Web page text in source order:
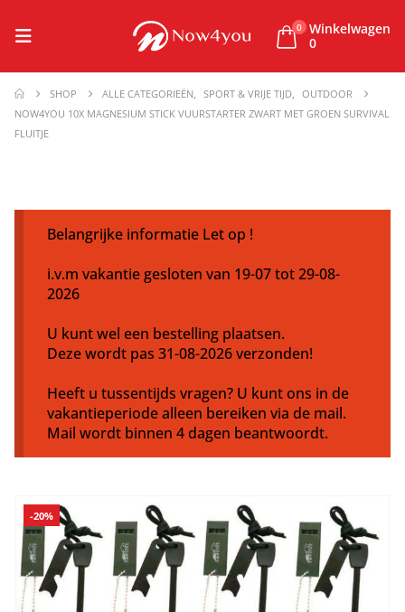
0 Winkelwagen
0
SHOP ALLE CATEGORIEËN, SPORT & VRIJE TIJD,
OUTDOOR
NOW4YOU 10X MAGNESIUM STICK VUURSTARTER ZWART MET GROEN SURVIVAL
FLUITJE
Belangrijke informatie Let op !
i.v.m vakantie gesloten van 19-07 tot 29-08-
2026
U kunt wel een bestelling plaatsen.
Deze wordt pas 31-08-2026 verzonden!
Heeft u tussentijds vragen? U kunt ons in de
vakantieperiode alleen bereiken via de mail.
Mail wordt binnen 4 dagen beantwoordt.
-20%